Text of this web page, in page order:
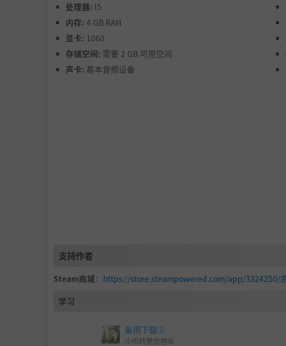
摒弃繁琐的微操，用“建筑组合”来定义你的战术纵深。
处理器: I5
内存: 4 GB RAM
显卡: 1060
存储空间: 需要 2 GB 可用空间
声卡: 基本音频设备
支持作者
Steam商城： https://store.steampowered.com/app/3324250/
学习
备用下载②
小叽转整合地址